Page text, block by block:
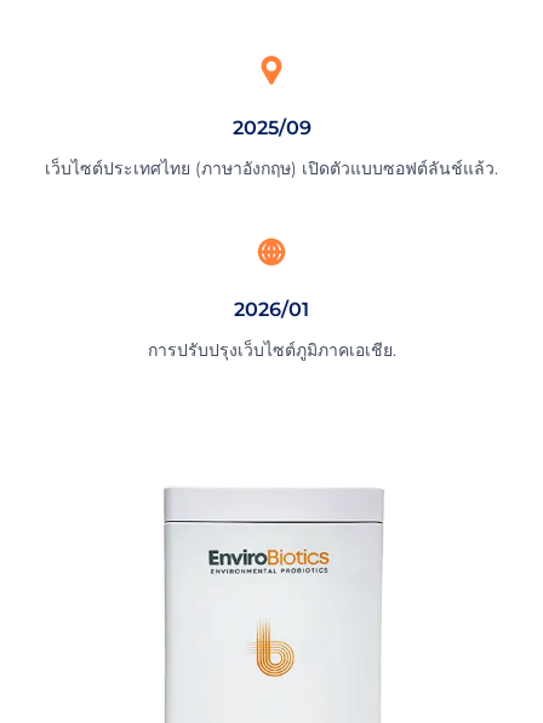
2025/09
เว็บไซต์ประเทศไทย (ภาษาอังกฤษ) เปิดตัวแบบซอฟต์ลันช์แล้ว.
2026/01
การปรับปรุงเว็บไซต์ภูมิภาคเอเชีย.